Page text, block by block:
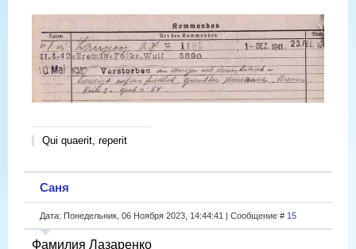
Qui quaerit, reperit
Саня
Дата: Понедельник, 06 Ноября 2023, 14:44:41 | Сообщение # 15
Фамилия Лазаренко